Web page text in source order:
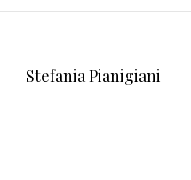
Stefania Pianigiani